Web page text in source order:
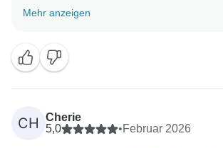
außergewöhnliche Erlebnisse - wir
zur Verfügung gestellt haben - bleiben
Mehr anzeigen
CH
Cherie
5,0
•Februar 2026